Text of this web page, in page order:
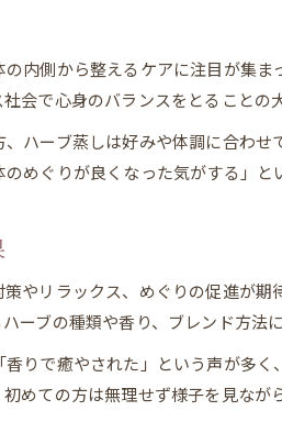
「ハーブ蒸し」と「よもぎ蒸し
ハーブ蒸しとよもぎ蒸しの
使用するハーブの種類や特
よもぎ蒸し由来のイメージ
ハーブ蒸しで使われるロー
ハーブ蒸しの香りがもたら
内側から整えるケアに注目が集
会で心身のバランスをとることの
ハーブ蒸しは好みや体調に合わ
めぐりが良くなった気がする」と
やリラックス、めぐりの促進が
ーブの種類や香り、ブレンド方法に
りで癒やされた」という声が多
めての方は無理せず様子を見なが
LINEで予約・相談
LINEで予約・相談